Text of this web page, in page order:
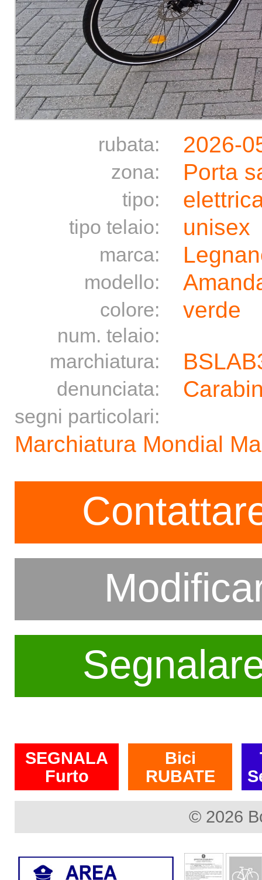
rubata: 2026-
zona: Porta
tipo:
tipo telaio: unisex
marca:
modello:
colore: verde
num. telaio:
marchiatura:
denunciata:
segni particolari:
Marchiatura Mondial
SEGNALA
Furto
Bici
RUBATE
© 2026